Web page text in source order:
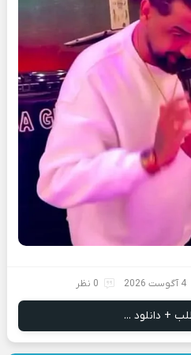
4 آگوست 2026 0 نظر
+ دانلود ...